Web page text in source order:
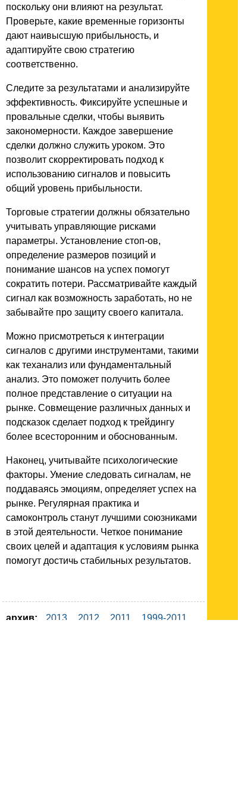
поскольку они влияют на результат.
Проверьте, какие временные горизонты
дают наивысшую прибыльность, и
адаптируйте свою стратегию
соответственно.
Следите за результатами и анализируйте
эффективность. Фиксируйте успешные и
провальные сделки, чтобы выявить
закономерности. Каждое завершение
сделки должно служить уроком. Это
позволит скорректировать подход к
использованию сигналов и повысить
общий уровень прибыльности.
Торговые стратегии должны обязательно
учитывать управляющие рисками
параметры. Установление стоп-ов,
определение размеров позиций и
понимание шансов на успех помогут
сократить потери. Рассматривайте каждый
сигнал как возможность заработать, но не
забывайте про защиту своего капитала.
Можно присмотреться к интеграции
сигналов с другими инструментами, такими
как теханализ или фундаментальный
анализ. Это поможет получить более
полное представление о ситуации на
рынке. Совмещение различных данных и
подсказок сделает подход к трейдингу
более всесторонним и обоснованным.
Наконец, учитывайте психологические
факторы. Умение следовать сигналам, не
поддаваясь эмоциям, определяет успех на
рынке. Регулярная практика и
самоконтроль станут лучшими союзниками
в этой деятельности. Четкое понимание
своих целей и адаптация к условиям рынка
помогут достичь стабильных результатов.
архив: 2013 2012 2011
1999-2011